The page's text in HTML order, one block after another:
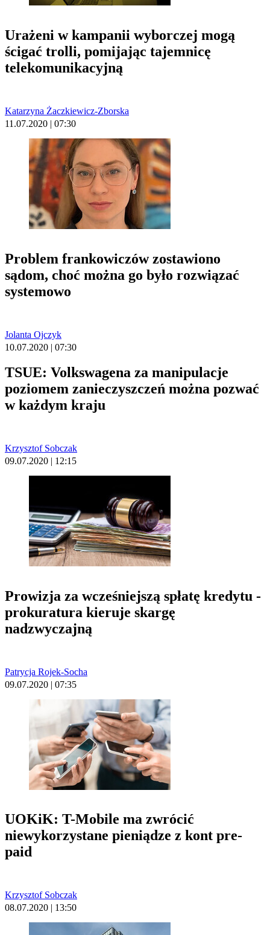
Urażeni w kampanii wyborczej mogą
ścigać trolli, pomijając tajemnicę
telekomunikacyjną
Katarzyna Żaczkiewicz-Zborska
11.07.2020 | 07:30
Problem frankowiczów zostawiono
sądom, choć można go było rozwiązać
systemowo
Jolanta Ojczyk
10.07.2020 | 07:30
TSUE: Volkswagena za manipulacje
poziomem zanieczyszczeń można pozwać
w każdym kraju
Krzysztof Sobczak
09.07.2020 | 12:15
Prowizja za wcześniejszą spłatę kredytu -
prokuratura kieruje skargę
nadzwyczajną
Patrycja Rojek-Socha
09.07.2020 | 07:35
UOKiK: T-Mobile ma zwrócić
niewykorzystane pieniądze z kont pre-
paid
Krzysztof Sobczak
08.07.2020 | 13:50